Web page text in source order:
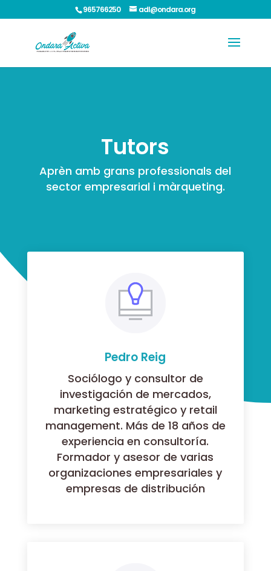
965766250 adl@ondara.org
Tutors
Aprèn amb grans professionals del
sector empresarial i màrqueting.
Pedro Reig
Sociólogo y consultor de
investigación de mercados,
marketing estratégico y retail
management. Más de 18 años de
experiencia en consultoría.
Formador y asesor de varias
organizaciones empresariales y
empresas de distribución